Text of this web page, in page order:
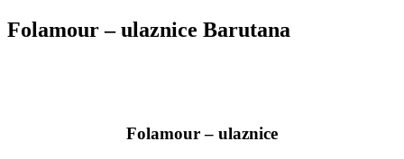
Folamour – ulaznice Barutana
Folamour – ulaznice